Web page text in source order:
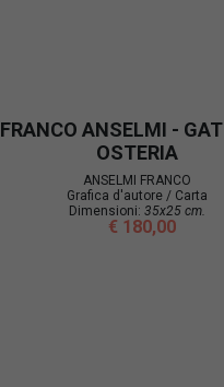
FRANCO ANSELMI -
OSTERIA
ANSELMI FRANCO
Grafica d'autore / Carta
Dimensioni: 35x25 cm.
€ 180,00